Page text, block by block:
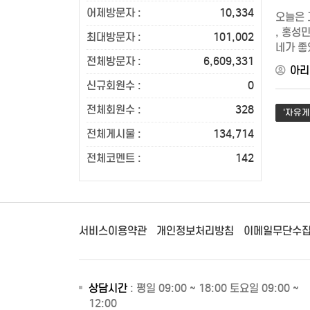
어제방문자 :
10,334
최대방문자 :
101,002
전체방문자 :
6,609,331
신규회원수 :
0
전체회원수 :
328
전체게시물 :
134,714
전체코멘트 :
142
오늘은
, 홍성
네가
빗자국
아
'자유
서비스이용약관 개인정보처리방침 이메일무단수
상담시간: 평일 09:00 ~ 18:00 토요일 09:00 ~
12:00